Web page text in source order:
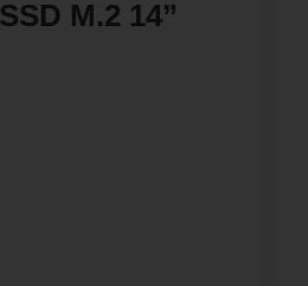
M.2 14”